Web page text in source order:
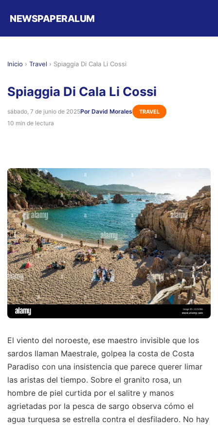
NEWSPAPERALUM
Inicio › Travel › Spiaggia Di Cala Li Cossi
Spiaggia Di Cala Li Cossi
sábado, 7 de junio de 2025Por David Morales TRAVEL
10 min de lectura
El viento del noroeste, ese maestro invisible que los
sardos llaman Maestrale, golpea la costa de Costa
Paradiso con una insistencia que parece querer limar
las aristas del tiempo. Sobre el granito rosa, un
hombre de piel curtida por el salitre y manos
agrietadas por la pesca de sargo observa cómo el
agua turquesa se estrella contra el desfiladero. No hay